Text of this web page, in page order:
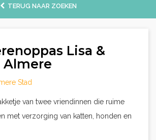
TERUG NAAR ZOEKEN
Lisa &
Almere
Stad
van twee vriendinnen die ruime
met verzorging van katten, honden en